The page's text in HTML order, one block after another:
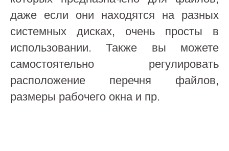
даже если они находятся на разных
системных дисках, очень просты в
использовании. Также вы можете
самостоятельно регулировать
расположение перечня файлов,
размеры рабочего окна и пр.